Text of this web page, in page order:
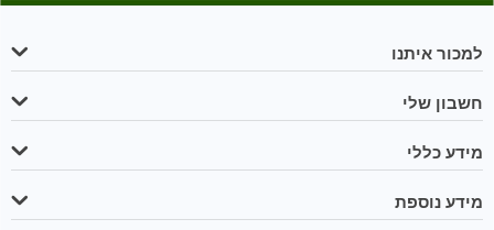
למכור איתנו
חשבון שלי
מידע כללי
מידע נוספת